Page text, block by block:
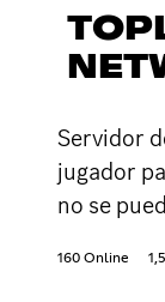
Servidor
jugador
no se
160 Online